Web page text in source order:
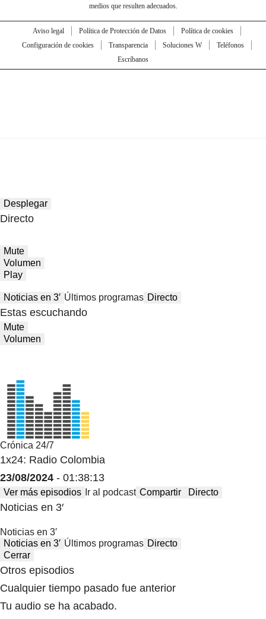
medios que resulten adecuados.
Aviso legal Política de Protección de Datos
Política de cookies
Configuración de cookies
Transparencia Soluciones W
Teléfonos
Escríbanos
Desplegar
Directo
Mute
Volumen
Play
Noticias en 3′ Últimos programas Directo
Estas escuchando
Mute
Volumen
Crónica 24/7
1x24: Radio Colombia
23/08/2024 - 01:38:13
Ver más episodios Ir al podcast Compartir Directo
Noticias en 3′
Noticias en 3′
Noticias en 3′ Últimos programas Directo
Cerrar
Otros episodios
Cualquier tiempo pasado fue anterior
Tu audio se ha acabado.